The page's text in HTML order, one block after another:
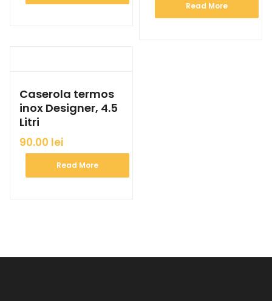
Read More
Caserola termos
inox Designer, 4.5
Litri
90.00 lei
Read More